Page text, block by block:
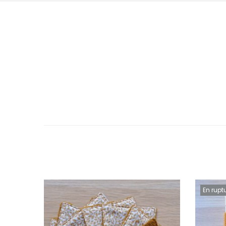
En